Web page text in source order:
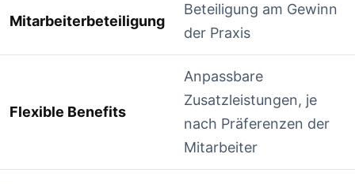
Mitarbeiterbeteiligung
Beteiligung am⁤ Gewinn
der Praxis
Flexible Benefits
Anpassbare
Zusatzleistungen, je
nach Präferenzen der
Mitarbeiter